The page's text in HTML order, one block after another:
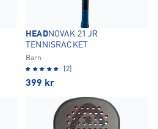
HEADNOVAK 21 JR
TENNISRACKET
Barn
(2)
399 kr